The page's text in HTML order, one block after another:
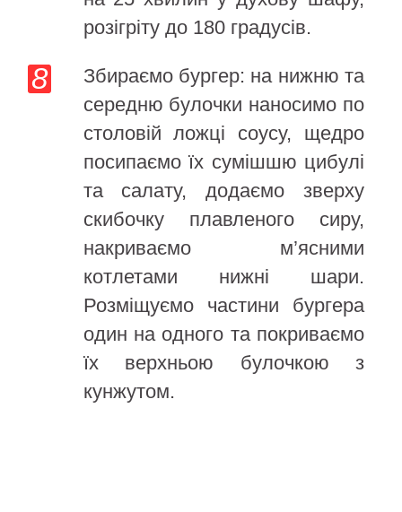
розігріту до 180 градусів.
Збираємо бургер: на нижню та
середню булочки наносимо по
столовій ложці соусу, щедро
посипаємо їх сумішшю цибулі
та салату, додаємо зверху
скибочку плавленого сиру,
накриваємо м’ясними
котлетами нижні шари.
Розміщуємо частини бургера
один на одного та покриваємо
їх верхньою булочкою з
кунжутом.